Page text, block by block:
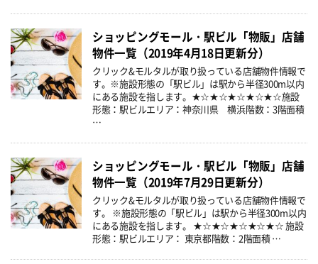
ショッピングモール・駅ビル「物販」店舗
物件一覧（2019年4月18日更新分）
クリック&モルタルが取り扱っている店舗物件情報で
す。※施設形態の「駅ビル」は駅から半径300m以内
にある施設を指します。★☆★☆★☆★☆★☆施設
形態：駅ビルエリア：神奈川県 横浜階数：3階面積
…
ショッピングモール・駅ビル「物販」店舗
物件一覧（2019年7月29日更新分）
クリック&モルタルが取り扱っている店舗物件情報で
す。 ※施設形態の「駅ビル」は駅から半径300m以内
にある施設を指します。 ★☆★☆★☆★☆★☆ 施設
形態：駅ビルエリア： 東京都階数：2階面積 …